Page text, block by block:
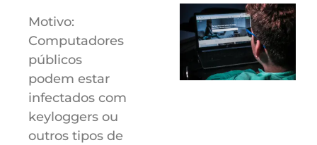
Motivo:
Computadores
públicos
podem estar
infectados com
keyloggers ou
outros tipos de